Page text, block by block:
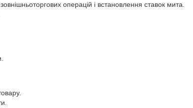
операцій і встановлення ставок мита.